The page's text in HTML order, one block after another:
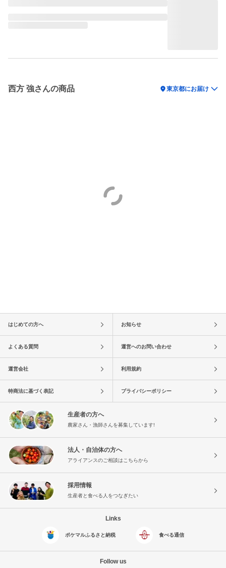
西方 強さんの商品 location_on東京都にお届け
はじめての方へ お知らせ
よくある質問 運営へのお問い合わせ
運営会社 利用規約
特商法に基づく表記 プライバシーポリシー
生産者の方へ
農家さん・漁師さんを募集しています!
法人・自治体の方へ
アライアンスのご相談はこちらから
採用情報
生産者と食べる人をつなぎたい
Links
ポケマルふるさと納税 食べる通信
Follow us